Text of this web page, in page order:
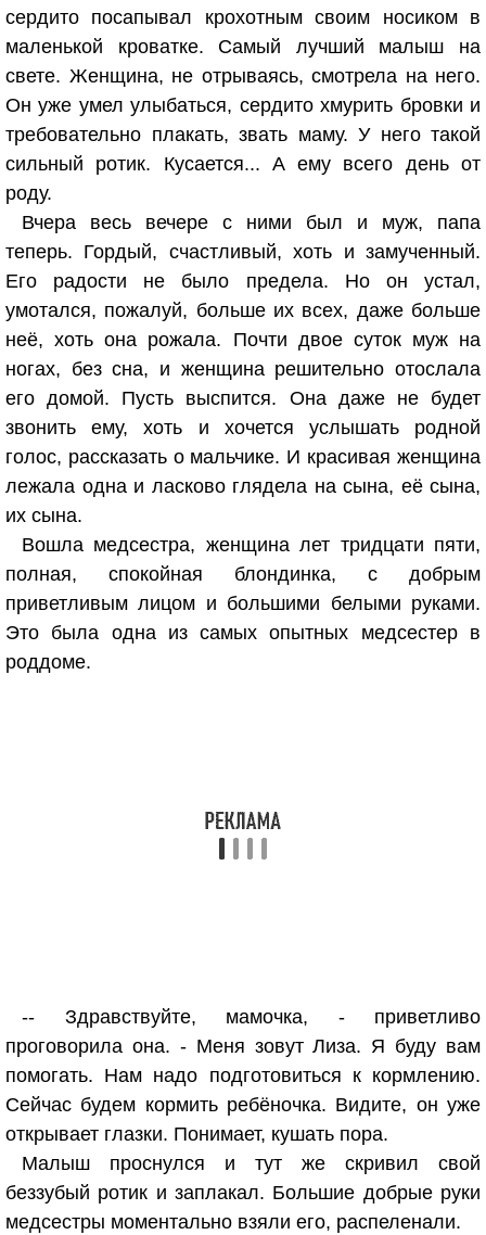
сердито посапывал крохотным своим носиком в
маленькой кроватке. Самый лучший малыш на
свете. Женщина, не отрываясь, смотрела на него.
Он уже умел улыбаться, сердито хмурить бровки и
требовательно плакать, звать маму. У него такой
сильный ротик. Кусается... А ему всего день от
роду.
Вчера весь вечере с ними был и муж, папа
теперь. Гордый, счастливый, хоть и замученный.
Его радости не было предела. Но он устал,
умотался, пожалуй, больше их всех, даже больше
неё, хоть она рожала. Почти двое суток муж на
ногах, без сна, и женщина решительно отослала
его домой. Пусть выспится. Она даже не будет
звонить ему, хоть и хочется услышать родной
голос, рассказать о мальчике. И красивая женщина
лежала одна и ласково глядела на сына, её сына,
их сына.
Вошла медсестра, женщина лет тридцати пяти,
полная, спокойная блондинка, с добрым
приветливым лицом и большими белыми руками.
Это была одна из самых опытных медсестер в
роддоме.
-- Здравствуйте, мамочка, - приветливо
проговорила она. - Меня зовут Лиза. Я буду вам
помогать. Нам надо подготовиться к кормлению.
Сейчас будем кормить ребёночка. Видите, он уже
открывает глазки. Понимает, кушать пора.
Малыш проснулся и тут же скривил свой
беззубый ротик и заплакал. Большие добрые руки
медсестры моментально взяли его, распеленали.